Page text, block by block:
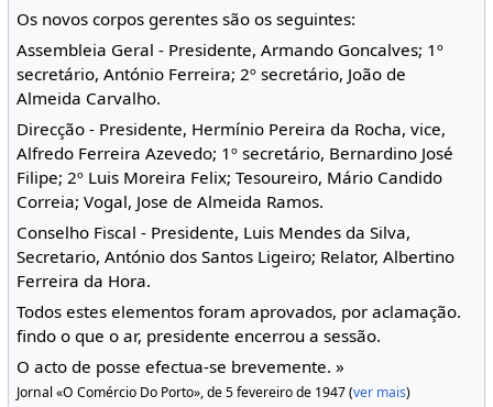
Os novos corpos gerentes são os seguintes:
Assembleia Geral - Presidente, Armando Goncalves; 1º
secretário, António Ferreira; 2º secretário, João de
Almeida Carvalho.
Direcção - Presidente, Hermínio Pereira da Rocha, vice,
Alfredo Ferreira Azevedo; 1º secretário, Bernardino José
Filipe; 2º Luis Moreira Felix; Tesoureiro, Mário Candido
Correia; Vogal, Jose de Almeida Ramos.
Conselho Fiscal - Presidente, Luis Mendes da Silva,
Secretario, António dos Santos Ligeiro; Relator, Albertino
Ferreira da Hora.
Todos estes elementos foram aprovados, por aclamação.
findo o que o ar, presidente encerrou a sessão.
O acto de posse efectua-se brevemente. »
Jornal «O Comércio Do Porto», de 5 fevereiro de 1947 (ver mais)